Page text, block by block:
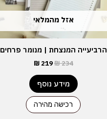
אזל מהמלאי
הרביעייה המנצחת | מנומר פרחים
₪234
₪219
מידע נוסף
רכישה מהירה